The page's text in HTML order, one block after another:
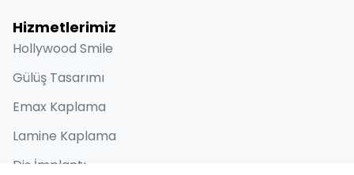
Hizmetlerimiz
Hollywood Smile
Gülüş Tasarımı
Emax Kaplama
Lamine Kaplama
Diş İmplantı